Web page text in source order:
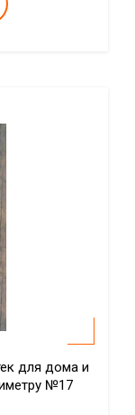
для дома и
№17